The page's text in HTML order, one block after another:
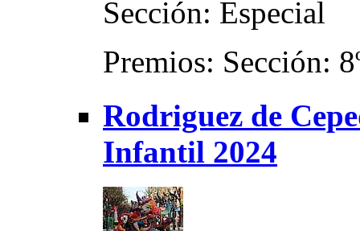
Sección: Especial
Premios: Sección:
Rodriguez de
Infantil 2024